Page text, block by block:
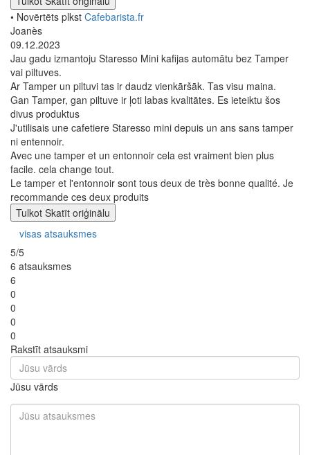
• Novērtēts plkst Cafebarista.fr
Joanès
09.12.2023
Jau gadu izmantoju Staresso Mini kafijas automātu bez Tamper
vai piltuves.
Ar Tamper un piltuvi tas ir daudz vienkāršāk. Tas visu maina.
Gan Tamper, gan piltuve ir ļoti labas kvalitātes. Es ieteiktu šos
divus produktus
J'utilisais une cafetiere Staresso mini depuis un ans sans tamper
ni entennoir.
Avec une tamper et un entonnoir cela est vraiment bien plus
facile. cela change tout.
Le tamper et l'entonnoir sont tous deux de très bonne qualité. Je
recommande ces deux produits
Tulkot Skatīt oriģinālu
visas atsauksmes
5/5
6 atsauksmes
6
0
0
0
0
Rakstīt atsauksmi
Jūsu vārds